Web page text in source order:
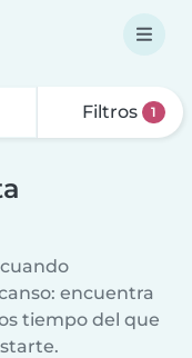
Filtros 1
encuentra
tiempo del que